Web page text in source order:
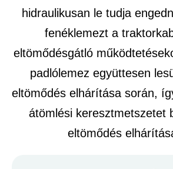
hidraulikusan le tudja
fenéklemezt a
eltömődésgátló
padlólemez együttesen
eltömődés elhárítása során,
átömlési keresztmetszetet
eltömődés